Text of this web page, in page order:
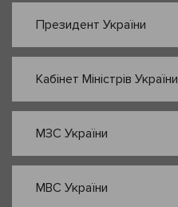
Президент України
Кабінет Міністрів України
МЗС України
МВС України